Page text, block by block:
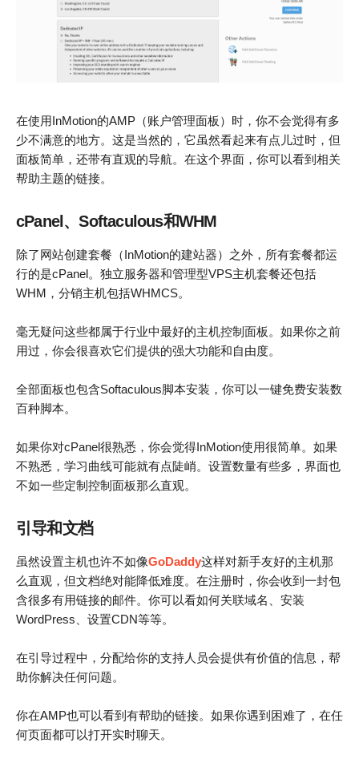
在使用InMotion的AMP（账户管理面板）时，你不会觉得有多
少不满意的地方。这是当然的，它虽然看起来有点儿过时，但
面板简单，还带有直观的导航。在这个界面，你可以看到相关
帮助主题的链接。
cPanel、Softaculous和WHM
除了网站创建套餐（InMotion的建站器）之外，所有套餐都运
行的是cPanel。独立服务器和管理型VPS主机套餐还包括
WHM，分销主机包括WHMCS。
毫无疑问这些都属于行业中最好的主机控制面板。如果你之前
用过，你会很喜欢它们提供的强大功能和自由度。
全部面板也包含Softaculous脚本安装，你可以一键免费安装数
百种脚本。
如果你对cPanel很熟悉，你会觉得InMotion使用很简单。如果
不熟悉，学习曲线可能就有点陡峭。设置数量有些多，界面也
不如一些定制控制面板那么直观。
引导和文档
虽然设置主机也许不如像GoDaddy这样对新手友好的主机那
么直观，但文档绝对能降低难度。在注册时，你会收到一封包
含很多有用链接的邮件。你可以看如何关联域名、安装
WordPress、设置CDN等等。
在引导过程中，分配给你的支持人员会提供有价值的信息，帮
助你解决任何问题。
你在AMP也可以看到有帮助的链接。如果你遇到困难了，在任
何页面都可以打开实时聊天。